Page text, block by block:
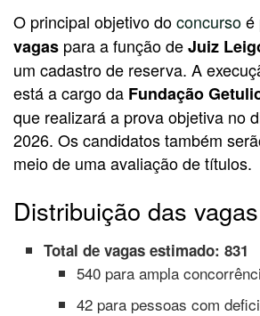
O principal objetivo doconcursoé
vagas para a função deJuiz
um cadastro de reserva. A
está a cargo da Fundação
que realizará a prova objetiva no
2026. Os candidatos também
meio de uma avaliação de títulos.
Distribuição das vagas
Total de vagas estimado: 831
540 para ampla
42 para pessoas com